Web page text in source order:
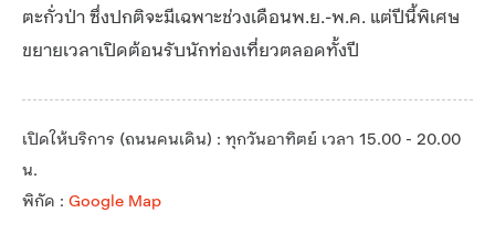
ตะกั่วป่า ซึ่งปกติจะมีเฉพาะช่วงเดือนพ.ย.-พ.ค. แต่ปีนี้พิเศษ
ขยายเวลาเปิดต้อนรับนักท่องเที่ยวตลอดทั้งปี
เปิดให้บริการ (ถนนคนเดิน) : ทุกวันอาทิตย์ เวลา 15.00 - 20.00
น.
พิกัด : Google Map